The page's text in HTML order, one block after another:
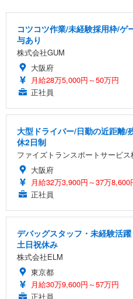
コツコツ作業/未経験採用枠/ゲ
与あり
株式会社GUM
大阪府
月給28万5,000円～50万円
正社員
大型ドライバー/日勤の近距離/
休2日制
ファイズトランスポートサービス
大阪府
月給32万3,900円～37万8,600
正社員
デバッグスタッフ・未経験活
土日祝休み
株式会社ELM
東京都
月給30万9,600円～57万円
正社員